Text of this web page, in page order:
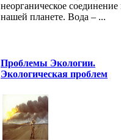
неорганическое соединение
нашей планете. Вода – ...
Проблемы Экологии.
Экологическая проблем